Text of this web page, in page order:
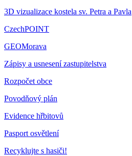
3D vizualizace kostela sv. Petra a Pavla
CzechPOINT
GEOMorava
Zápisy a usnesení zastupitelstva
Rozpočet obce
Povodňový plán
Evidence hřbitovů
Pasport osvětlení
Recyklujte s hasiči!